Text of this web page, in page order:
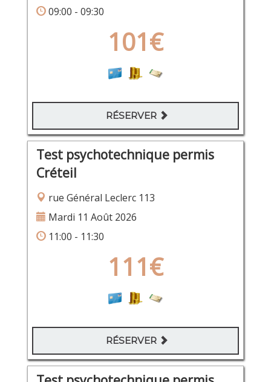
09:00 - 09:30
101€
RÉSERVER
Test psychotechnique permis
Créteil
rue Général Leclerc 113
Mardi 11 Août 2026
11:00 - 11:30
111€
RÉSERVER